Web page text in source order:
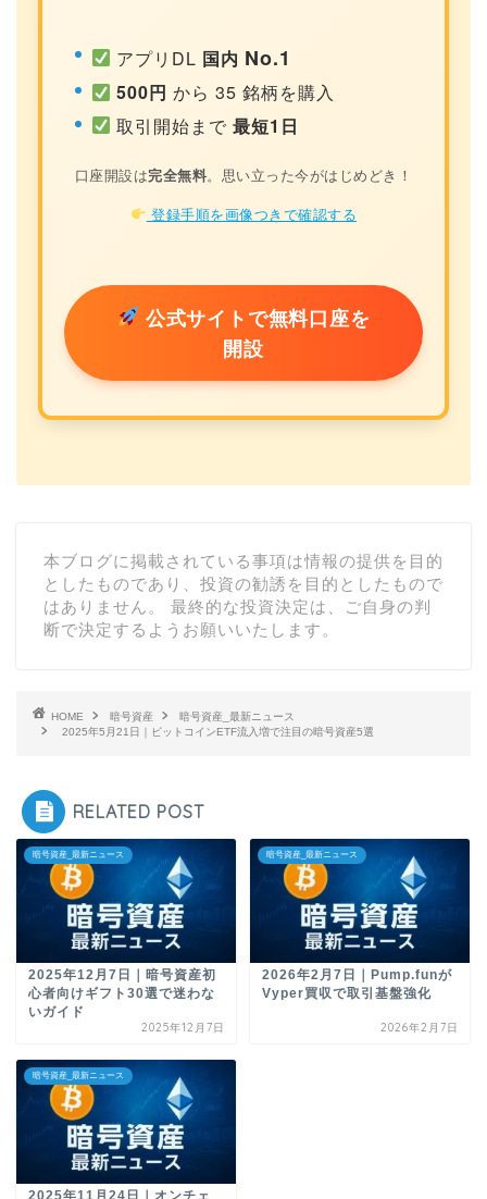
アプリDL 国内 No.1
500円 から 35 銘柄を購入
取引開始まで最短1日
口座開設は完全無料。思い立った今がはじめどき！
登録手順を画像つきで確認する
公式サイトで無料口座を
開設
本ブログに掲載されている事項は情報の提供を目的
としたものであり、投資の勧誘を目的としたもので
はありません。 最終的な投資決定は、ご自身の判
断で決定するようお願いいたします。
HOME 暗号資産
暗号資産_最新ニュース
2025年5月21日｜ビットコインETF流入増で注目の暗号資産5選
RELATED POST
暗号資産_最新ニュース
2025年12月7日｜暗号資産初
心者向けギフト30選で迷わな
いガイド
2025年12月7日
暗号資産_最新ニュース
2026年2月7日｜Pump.funが
Vyper買収で取引基盤強化
2026年2月7日
暗号資産_最新ニュース
2025年11月24日｜オンチェ